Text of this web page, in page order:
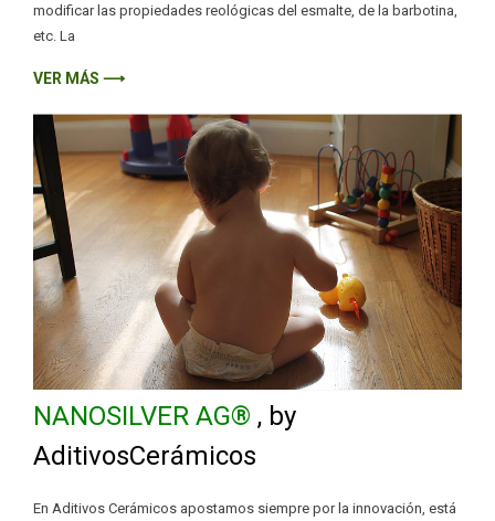
modificar las propiedades reológicas del esmalte, de la barbotina,
etc. La
VER MÁS ⟶
NANOSILVER AG® , by
AditivosCerámicos
En Aditivos Cerámicos apostamos siempre por la innovación, está